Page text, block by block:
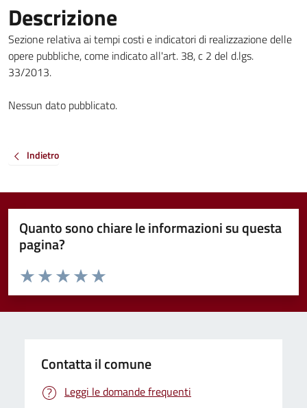
Descrizione
Sezione relativa ai tempi costi e indicatori di realizzazione delle
opere pubbliche, come indicato all'art. 38, c 2 del d.lgs.
33/2013.
Nessun dato pubblicato.
Indietro
Quanto sono chiare le informazioni su questa
pagina?
Valuta da 1 a 5 stelle la pagina
Valuta 5 stelle su 5
Valuta 4 stelle su 5
Valuta 3 stelle su 5
Valuta 2 stelle su 5
Valuta 1 stelle su 5
Contatta il comune
Leggi le domande frequenti